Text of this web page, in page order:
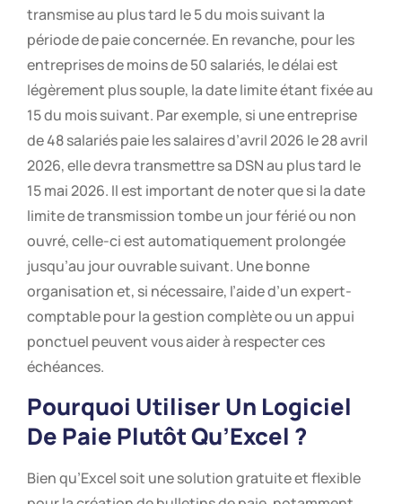
transmise au plus tard le 5 du mois suivant la
période de paie concernée. En revanche, pour les
entreprises de moins de 50 salariés, le délai est
légèrement plus souple, la date limite étant fixée au
15 du mois suivant. Par exemple, si une entreprise
de 48 salariés paie les salaires d’avril 2026 le 28 avril
2026, elle devra transmettre sa DSN au plus tard le
15 mai 2026. Il est important de noter que si la date
limite de transmission tombe un jour férié ou non
ouvré, celle-ci est automatiquement prolongée
jusqu’au jour ouvrable suivant. Une bonne
organisation et, si nécessaire, l’aide d’un expert-
comptable pour la gestion complète ou un appui
ponctuel peuvent vous aider à respecter ces
échéances.
Pourquoi Utiliser Un Logiciel
De Paie Plutôt Qu’Excel ?
Bien qu’Excel soit une solution gratuite et flexible